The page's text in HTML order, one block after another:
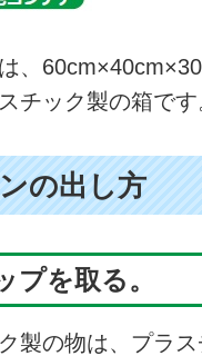
、
チック製の箱です
の出し方
プを取る。
製の物は、プラ